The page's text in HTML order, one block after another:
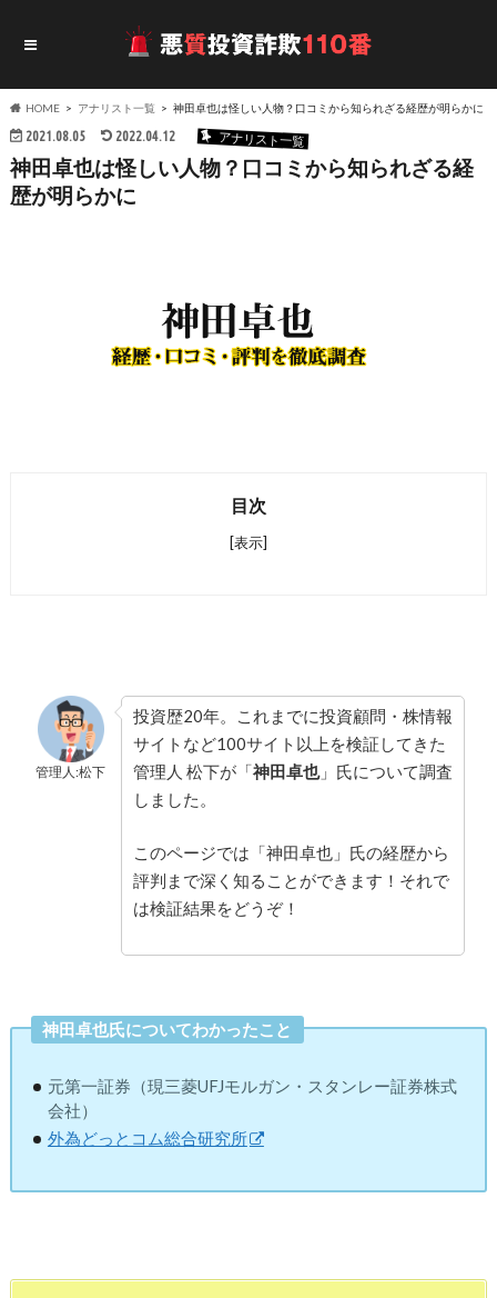
HOME アナリスト一覧 神田卓也は怪しい人物？口コミから知られざる経歴が明らかに
2021.08.05 2022.04.12 アナリスト一覧
神田卓也は怪しい人物？口コミから知られざる経
歴が明らかに
目次
[表示]
管理人:松下
投資歴20年。これまでに投資顧問・株情報
サイトなど100サイト以上を検証してきた
管理人 松下が「神田卓也」氏について調査
しました。
このページでは「神田卓也」氏の経歴から
評判まで深く知ることができます！それで
は検証結果をどうぞ！
神田卓也氏についてわかったこと
元第一証券（現三菱UFJモルガン・スタンレー証券株式
会社）
外為どっとコム総合研究所